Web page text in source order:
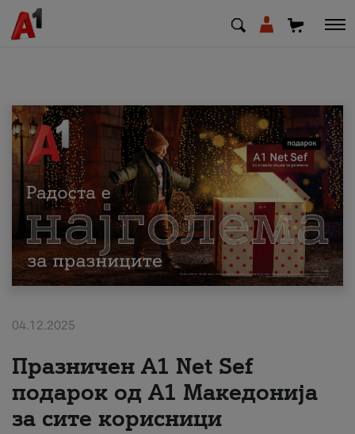
МК EN SQ
Приватни Деловни
Поддршка
Надополни кредит
За нас
#ПодобарОнлајн
04.12.2025
Празничен A1 Net Sеf
подарок од А1 Македонија
за сите корисници